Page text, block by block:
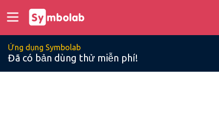
Ứng dụng Symbolab
Đã có bản dùng thử miễn phí!